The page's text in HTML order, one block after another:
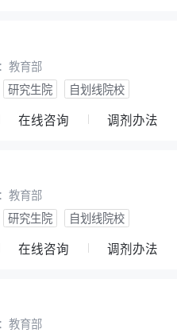
教育部
研究生院 自划线院校
在线咨询 调剂办法
教育部
研究生院 自划线院校
在线咨询 调剂办法
教育部